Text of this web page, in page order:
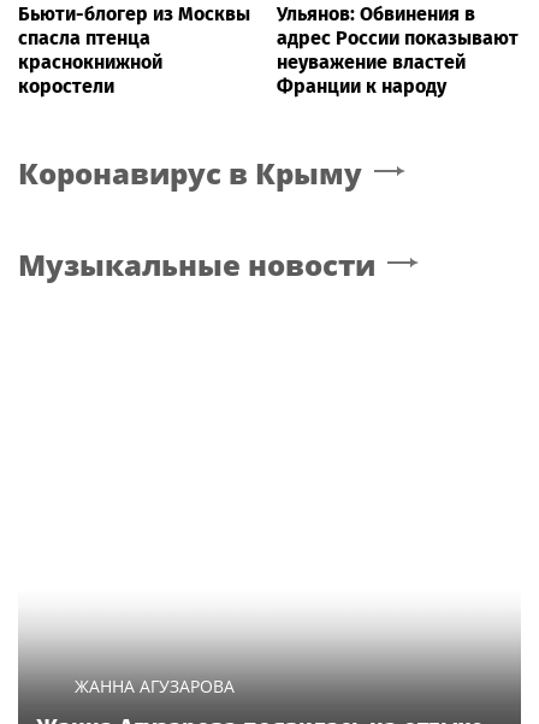
Бьюти-блогер из Москвы
спасла птенца
краснокнижной
коростели
Ульянов: Обвинения в
адрес России показывают
неуважение властей
Франции к народу
Коронавирус в Крыму
Музыкальные новости
ЖАННА АГУЗАРОВА